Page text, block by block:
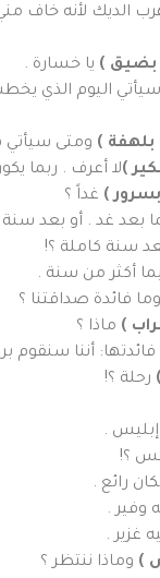
الديك لأنه خاف
بضيق ) يا خسارة .
اليوم الذي
بلهفة ) ومتى سيأتي
)لا أعرف . ربما
) غداً ؟
بعد غد . أو بعد سنة
سنة كاملة ؟!
أكثر من سنة .
وما فائدة صداقتنا ؟
) ماذا ؟
فائدتها: أننا سنقوم
رحلة ؟!
إبليس .
؟!
رائع .
وفير .
غزير .
) وماذا ننتظر ؟